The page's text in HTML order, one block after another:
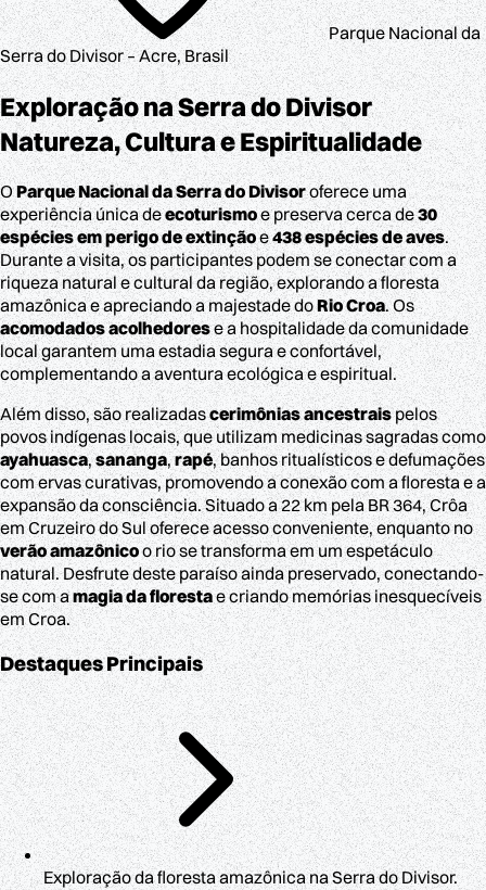
Parque Nacional da
Serra do Divisor – Acre, Brasil
Exploração na Serra do Divisor
Natureza, Cultura e Espiritualidade
OParque Nacional da Serra do Divisoroferece uma
experiência única deecoturismoe preserva cerca de30
espécies em perigo de extinçãoe438 espécies de aves.
Durante a visita, os participantes podem se conectar com a
riqueza natural e cultural da região, explorando a floresta
amazônica e apreciando a majestade doRio Croa. Os
acomodados acolhedorese a hospitalidade da comunidade
local garantem uma estadia segura e confortável,
complementando a aventura ecológica e espiritual.
Além disso, são realizadascerimônias ancestraispelos
povos indígenas locais, que utilizam medicinas sagradas como
ayahuasca,sananga,rapé, banhos ritualísticos e defumações
com ervas curativas, promovendo a conexão com a floresta e a
expansão da consciência. Situado a 22 km pela BR 364, Crôa
em Cruzeiro do Sul oferece acesso conveniente, enquanto no
verão amazônicoo rio se transforma em um espetáculo
natural. Desfrute deste paraíso ainda preservado, conectando-
se com amagia da florestae criando memórias inesquecíveis
em Croa.
Destaques Principais
Exploração da floresta amazônica na Serra do Divisor.